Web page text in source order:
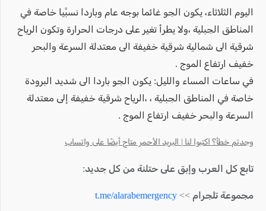
اليوم الثلاثاء، يكون الجو غائما بوجه عام وباردا نسبًيا خاصة في
المناطق الجبلية ،ولا يطرأ تغير على درجات الحرارة وتكون الرياح
شرقية الى شمالية شرقية خفيفة الى معتدلة السرعة والبحر
خفيف ارتفاع الموج .
في ساعات المساء والليل: يكون الجو باردا الى شديد البرودة
خاصة في المناطق الجبلية ، ،الرياح شرقية خفيفة إلى معتدلة
السرعة والبحر خفيف ارتفاع الموج .
وجدتم خطأ؟ اكتبوا لنا | البريد الأحمر متاح أيضًا على واتساب
تابع كل العرب وإبق على حتلنة من كل جديد:
مجموعة تلجرام >> t.me/alarabemergency